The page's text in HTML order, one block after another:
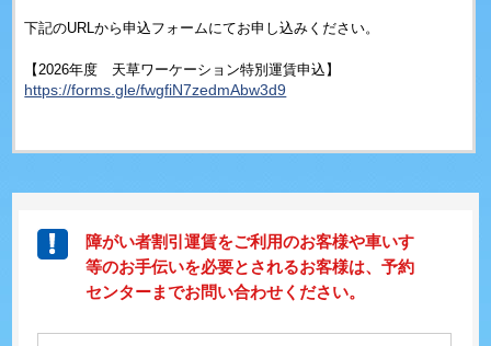
下記のURLから申込フォームにてお申し込みください。
【2026年度 天草ワーケーション特別運賃申込】
https://forms.gle/fwgfiN7zedmAbw3d9
障がい者割引運賃をご利用のお客様や車いす
等のお手伝いを必要とされるお客様は、予約
センターまでお問い合わせください。